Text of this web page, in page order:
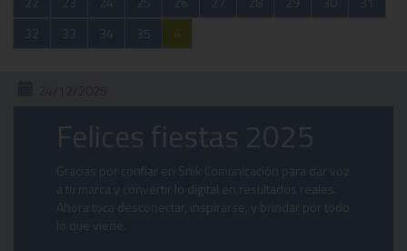
32
33 34 35 »
24/12/2025
Felices fiestas 2025
Gracias por confiar en Snik Comunicación para dar voz
a tu marca y convertir lo digital en resultados reales.
Ahora toca desconectar, inspirarse, y brindar por todo
lo que viene.